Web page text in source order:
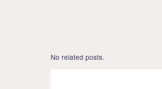
No related posts.